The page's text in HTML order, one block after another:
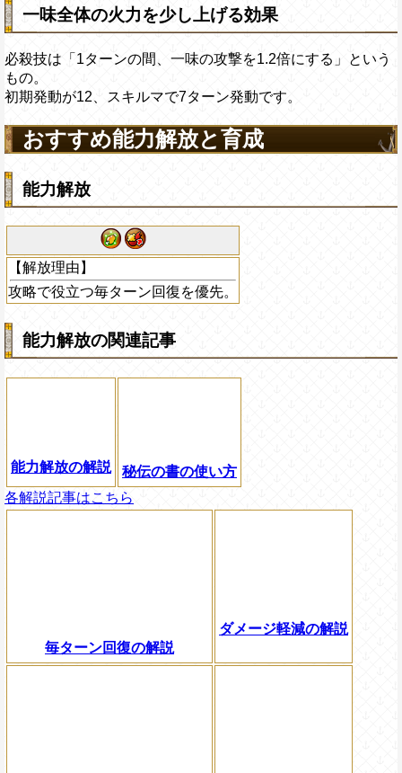
一味全体の火力を少し上げる効果
必殺技は「1ターンの間、一味の攻撃を1.2倍にする」という
もの。
初期発動が12、スキルマで7ターン発動です。
おすすめ能力解放と育成
能力解放
【解放理由】
攻略で役立つ毎ターン回復を優先。
能力解放の関連記事
能力解放の解説
秘伝の書の使い方
各解説記事はこちら
毎ターン回復の解説
ダメージ軽減の解説